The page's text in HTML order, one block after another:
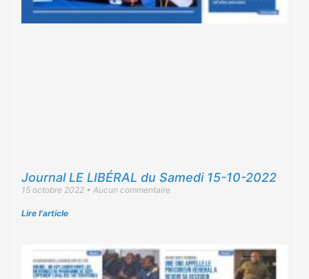
Journal LE LIBÉRAL du Samedi 15-10-2022
15 octobre 2022 Aucun commentaire
Lire l'article